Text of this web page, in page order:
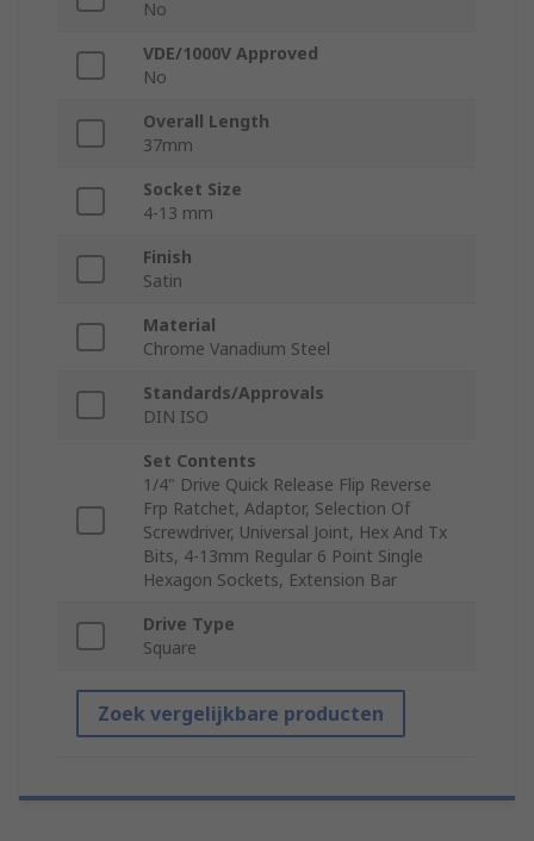
No
VDE/1000V Approved
No
Overall Length
37mm
Socket Size
4-13 mm
Finish
Satin
Material
Chrome Vanadium Steel
Standards/Approvals
DIN ISO
Set Contents
1/4" Drive Quick Release Flip Reverse
Frp Ratchet, Adaptor, Selection Of
Screwdriver, Universal Joint, Hex And Tx
Bits, 4-13mm Regular 6 Point Single
Hexagon Sockets, Extension Bar
Drive Type
Square
Zoek vergelijkbare producten